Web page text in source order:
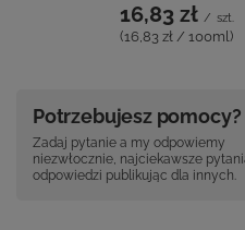
16,83 zł / szt.
(16,83 zł / 100ml)
Potrzebujesz pomocy?
Zadaj pytanie a my odpowiemy
niezwłocznie, najciekawsze
odpowiedzi publikując dla innych.